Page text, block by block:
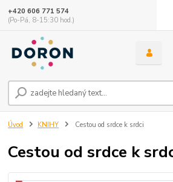
+420 606 771 574
(Po-Pá, 8-15:30 hod.)
Úvod KNIHY Cestou od srdce k srdci
Cestou od srdce k